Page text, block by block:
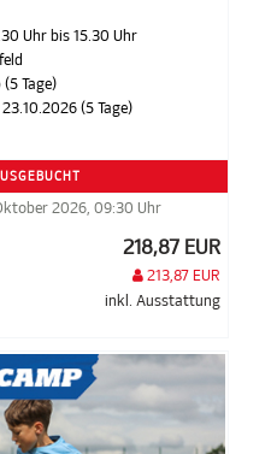
Uhr bis 15.30 Uhr
Tage)
(5 Tage)
2026, 09:30 Uhr
218,87 EUR
213,87 EUR
inkl. Ausstattung